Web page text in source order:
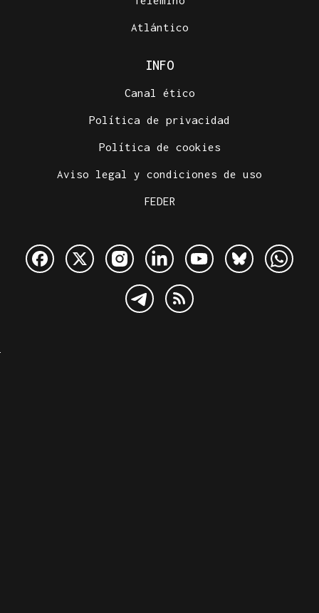
Atlántico
INFO
Canal ético
Política de privacidad
Política de cookies
Aviso legal y condiciones de uso
FEDER